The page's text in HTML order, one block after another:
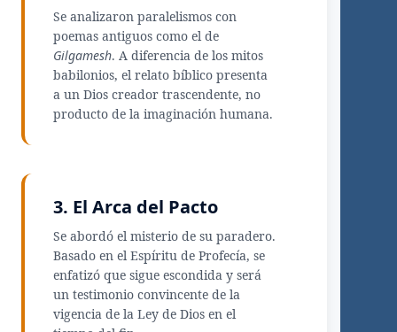
Se analizaron paralelismos con
poemas antiguos como el de
Gilgamesh. A diferencia de los mitos
babilonios, el relato bíblico presenta
a un Dios creador trascendente, no
producto de la imaginación humana.
3. El Arca del Pacto
Se abordó el misterio de su paradero.
Basado en el Espíritu de Profecía, se
enfatizó que sigue escondida y será
un testimonio convincente de la
vigencia de la Ley de Dios en el